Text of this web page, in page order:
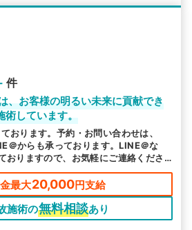
件
、お客様の明るい未来に貢献でき
術しています。
おります。予約・お問い合わせは、
＠からも承っております。LINE＠な
おりますので、お気軽にご連絡くださ
最大20,000円支給
施術の無料相談あり